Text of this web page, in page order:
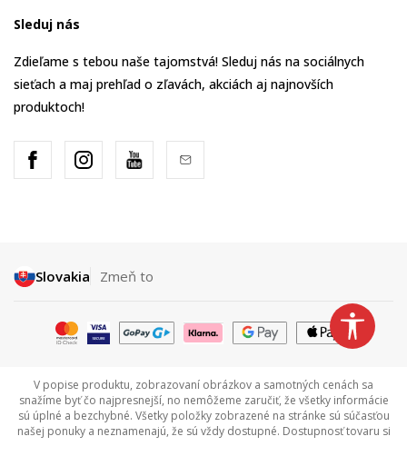
Sleduj nás
Zdieľame s tebou naše tajomstvá! Sleduj nás na sociálnych
sieťach a maj prehľad o zľavách, akciách aj najnovších
produktoch!
Slovakia Zmeň to
V popise produktu, zobrazovaní obrázkov a samotných cenách sa
snažíme byť čo najpresnejší, no nemôžeme zaručiť, že všetky informácie
sú úplné a bezchybné. Všetky položky zobrazené na stránke sú súčasťou
našej ponuky a neznamenajú, že sú vždy dostupné. Dostupnosť tovaru si